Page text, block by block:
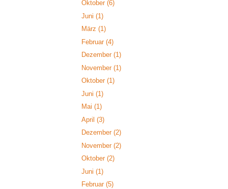
Oktober (6)
Juni (1)
März (1)
Februar (4)
Dezember (1)
November (1)
Oktober (1)
Juni (1)
Mai (1)
April (3)
Dezember (2)
November (2)
Oktober (2)
Juni (1)
Februar (5)